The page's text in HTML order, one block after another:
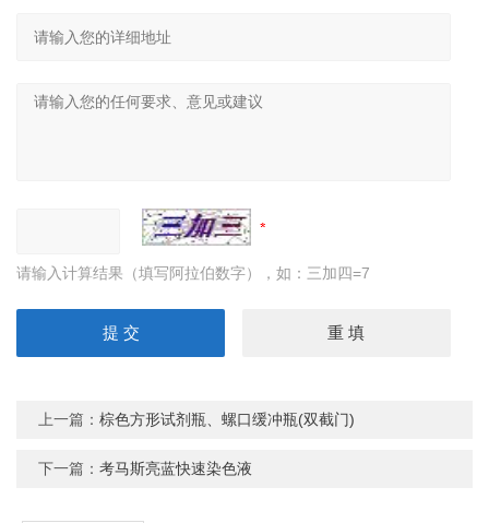
请输入计算结果（填写阿拉伯数字），如：三加四=7
上一篇：棕色方形试剂瓶、螺口缓冲瓶(双截门)
下一篇：考马斯亮蓝快速染色液